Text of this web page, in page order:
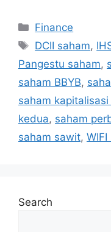
Categories
Finance
Tags
DCII saham,
Pangestu saham,
saham BBYB,
saham
kedua, saham
saham sawit, WIFI
Search